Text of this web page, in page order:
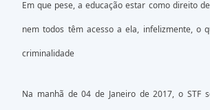
Em que pese, a educação estar como direito
nem todos têm acesso a ela, infelizmente, o
criminalidade
Na manhã de 04 de Janeiro de 2017, o STF